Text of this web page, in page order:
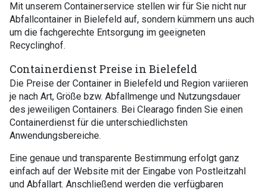
Mit unserem Containerservice stellen wir für Sie nicht nur
Abfallcontainer in Bielefeld auf, sondern kümmern uns auch
um die fachgerechte Entsorgung im geeigneten
Recyclinghof.
Containerdienst Preise in Bielefeld
Die Preise der Container in Bielefeld und Region variieren
je nach Art, Größe bzw. Abfallmenge und Nutzungsdauer
des jeweiligen Containers. Bei Clearago finden Sie einen
Containerdienst für die unterschiedlichsten
Anwendungsbereiche.
Eine genaue und transparente Bestimmung erfolgt ganz
einfach auf der Website mit der Eingabe von Postleitzahl
und Abfallart. Anschließend werden die verfügbaren